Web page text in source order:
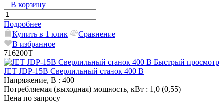
В корзину
Подробнее
Купить в 1 клик
Сравнение
В избранное
716200T
Быстрый просмотр
JET JDP-15B Сверлильный станок 400 В
Напряжение, В : 400
Потребляемая (выходная) мощность, кВт : 1,0 (0,55)
Цена по запросу